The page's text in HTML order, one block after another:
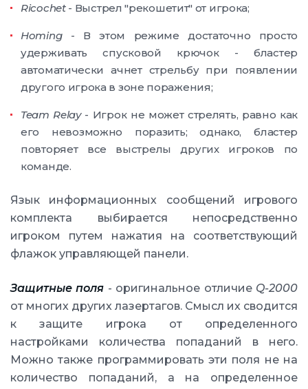
Ricochet- Выстрел "рекошетит" от игрока;
Homing- В этом режиме достаточно просто
удерживать спусковой крючок - бластер
автоматически ачнет стрельбу при появлении
другого игрока в зоне поражения;
Team Relay- Игрок не может стрелять, равно как
его невозможно поразить; однако, бластер
повторяет все выстрелы других игроков по
команде.
Язык информационных сообщений игрового
комплекта выбирается непосредственно
игроком путем нажатия на соответствующий
флажок управляющей панели.
Защитные поля - оригинальное отличие Q-2000
от многих других лазертагов. Смысл их сводится
к защите игрока от определенного
настройками количества попаданий в него.
Можно также программировать эти поля не на
количество попаданий, а на определенное